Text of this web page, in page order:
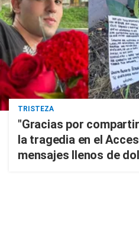
TRISTEZA
"Gracias por
la tragedia en el
mensajes llenos de